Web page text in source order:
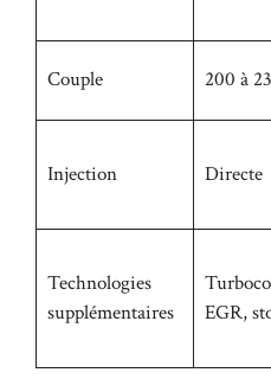
Couple 200 à
Injection Directe
Technologies
supplémentaires
EGR,